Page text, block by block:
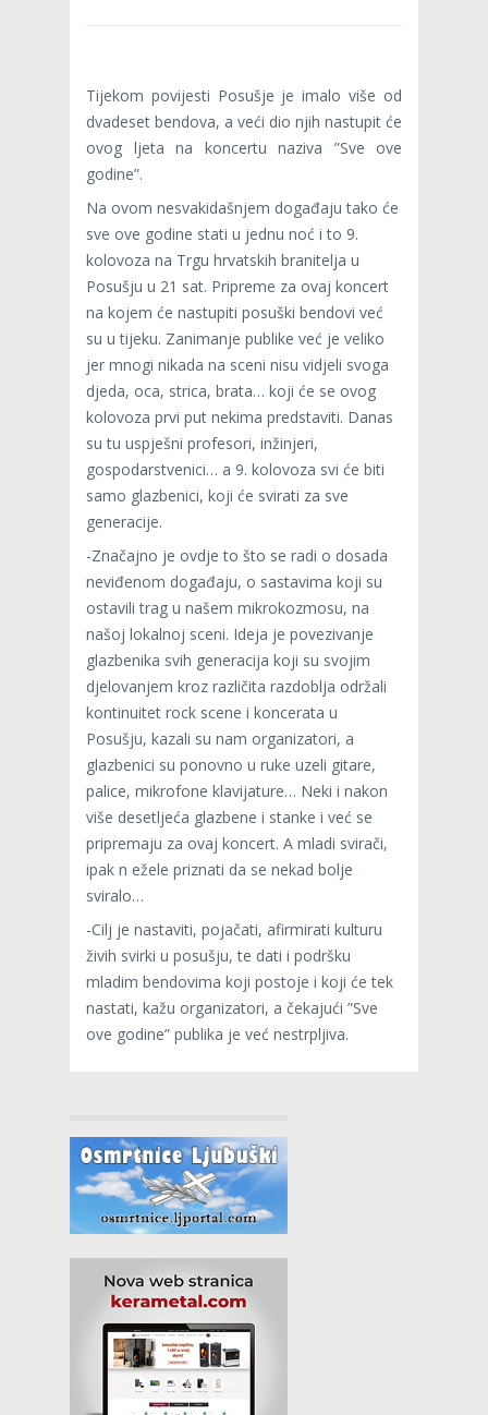
Tijekom povijesti Posušje je imalo više od
dvadeset bendova, a veći dio njih nastupit će
ovog ljeta na koncertu naziva ”Sve ove
godine”.
Na ovom nesvakidašnjem događaju tako će
sve ove godine stati u jednu noć i to 9.
kolovoza na Trgu hrvatskih branitelja u
Posušju u 21 sat. Pripreme za ovaj koncert
na kojem će nastupiti posuški bendovi već
su u tijeku. Zanimanje publike već je veliko
jer mnogi nikada na sceni nisu vidjeli svoga
djeda, oca, strica, brata… koji će se ovog
kolovoza prvi put nekima predstaviti. Danas
su tu uspješni profesori, inžinjeri,
gospodarstvenici… a 9. kolovoza svi će biti
samo glazbenici, koji će svirati za sve
generacije.
-Značajno je ovdje to što se radi o dosada
neviđenom događaju, o sastavima koji su
ostavili trag u našem mikrokozmosu, na
našoj lokalnoj sceni. Ideja je povezivanje
glazbenika svih generacija koji su svojim
djelovanjem kroz različita razdoblja održali
kontinuitet rock scene i koncerata u
Posušju, kazali su nam organizatori, a
glazbenici su ponovno u ruke uzeli gitare,
palice, mikrofone klavijature… Neki i nakon
više desetljeća glazbene i stanke i već se
pripremaju za ovaj koncert. A mladi svirači,
ipak n ežele priznati da se nekad bolje
sviralo…
-Cilj je nastaviti, pojačati, afirmirati kulturu
živih svirki u posušju, te dati i podršku
mladim bendovima koji postoje i koji će tek
nastati, kažu organizatori, a čekajući ”Sve
ove godine” publika je već nestrpljiva.